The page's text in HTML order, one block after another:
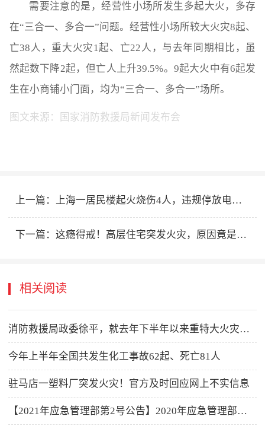
需要注意的是，经营性小场所发生多起大火，多存
在“三合一、多合一”问题。经营性小场所较大火灾8起、
亡38人，重大火灾1起、亡22人，与去年同期相比，虽
然起数下降2起，但亡人上升39.5%。9起大火中有6起发
生在小商铺小门面，均为“三合一、多合一”场所。
图文来源：国家消防救援局新闻发布会
上一篇： 上海一居民楼起火烧伤4人，违规停放电动自行车女子被刑拘！
下一篇：这瘾得戒！高层住宅突发火灾，原因竟是这个坏习惯
相关阅读
消防救援局政委徐平，就去年下半年以来重特大火灾事故答记者问
今年上半年全国共发生化工事故62起、死亡81人
驻马店一塑料厂突发火灾！官方及时回应网上不实信息
【2021年应急管理部第2号公告】2020年应急管理部政府信息公开工作报告！